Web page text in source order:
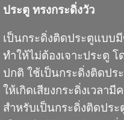
ประตู ทรงกระดิ่งวัว
เป็นกระดิ่งติดประตูแบบ
ทำให้ไม่ต้องเจาะประตู
ปกติ ใช้เป็นกระดิ่งติดปร
ให้เกิดเสียงกระดิ่งเวลา
สำหรับเป็นกระดิ่งติดปร